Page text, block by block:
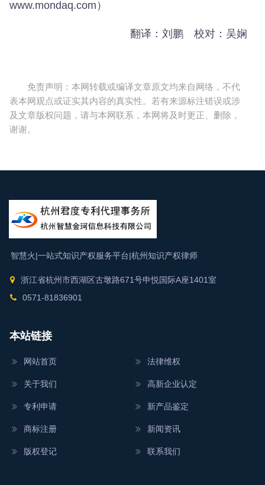
www.mondaq.com）
翻译：刘鹏 校对：吴娴
免责声明：本网转载或编译文章原文均来自网络，不代
表本网观点或证实其内容的真实性。若有来源标注错误或涉
及文章版权问题，请与本网联系，本网将及时更正、删除，
谢谢。
智慧火|一站式知识产权服务平台|杭州知识产权律师
浙江省杭州市西湖区古墩路671号申悦国际A座1401室
0571-81836901
本站链接
网站首页
关于我们
专利申请
商标注册
版权登记
法律维权
高新企业认定
新产品鉴定
新闻资讯
联系我们